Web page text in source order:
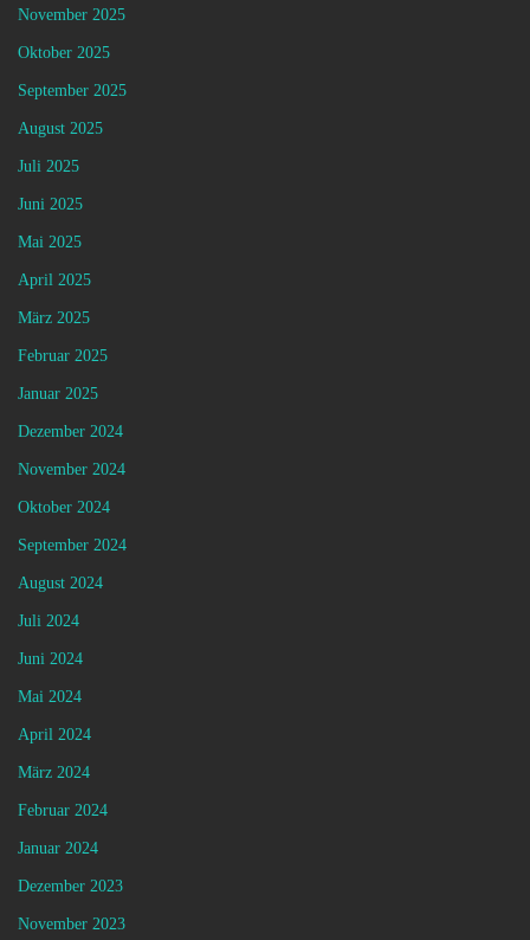
November 2025
Oktober 2025
September 2025
August 2025
Juli 2025
Juni 2025
Mai 2025
April 2025
März 2025
Februar 2025
Januar 2025
Dezember 2024
November 2024
Oktober 2024
September 2024
August 2024
Juli 2024
Juni 2024
Mai 2024
April 2024
März 2024
Februar 2024
Januar 2024
Dezember 2023
November 2023